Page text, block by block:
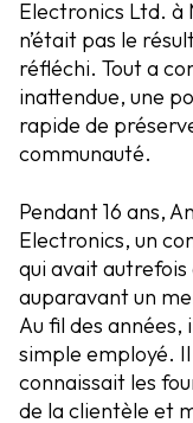
Electronics Ltd. à
n’était pas le
réfléchi. Tout a
inattendue, une
rapide de
communauté.
Pendant 16 ans,
Electronics, un
qui avait autrefois
auparavant un
Au fil des années,
simple employé.
connaissait les
de la clientèle et